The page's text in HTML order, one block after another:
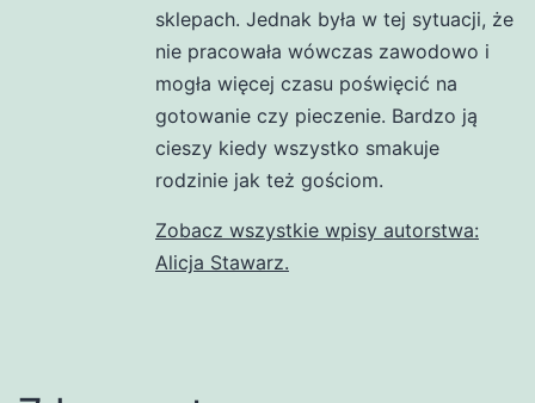
sklepach. Jednak była w tej sytuacji, że
nie pracowała wówczas zawodowo i
mogła więcej czasu poświęcić na
gotowanie czy pieczenie. Bardzo ją
cieszy kiedy wszystko smakuje
rodzinie jak też gościom.
Zobacz wszystkie wpisy autorstwa:
Alicja Stawarz.